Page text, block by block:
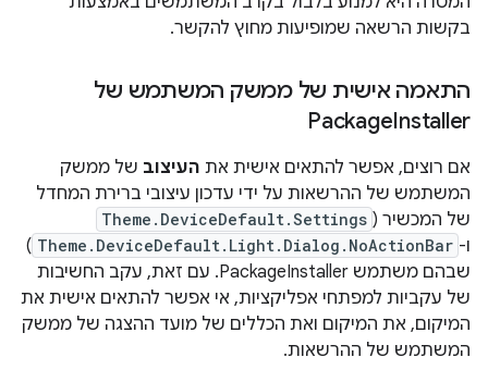
בקשות הרשאה שמופיעות מחוץ להקשר.
התאמה אישית של ממשק המשתמש של
PackageInstaller
אם רוצים, אפשר להתאים אישית את העיצוב של ממשק
המשתמש של ההרשאות על ידי עדכון עיצובי ברירת המחדל
של המכשיר ( Theme.DeviceDefault.Settings
ו- Theme.DeviceDefault.Light.Dialog.NoActionBar
)
שבהם משתמש PackageInstaller. עם זאת, עקב החשיבות
של עקביות למפתחי אפליקציות, אי אפשר להתאים אישית את
המיקום, את המיקום ואת הכללים של מועד ההצגה של ממשק
המשתמש של ההרשאות.